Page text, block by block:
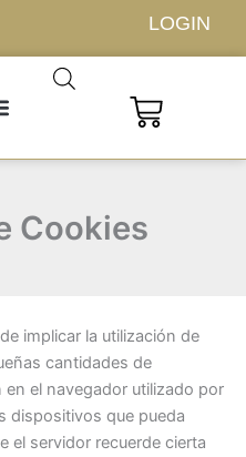
LOGIN
Carrito
Cookies
implicar la utilización de
cantidades de
el navegador utilizado por
dispositivos que pueda
el servidor recuerde cierta